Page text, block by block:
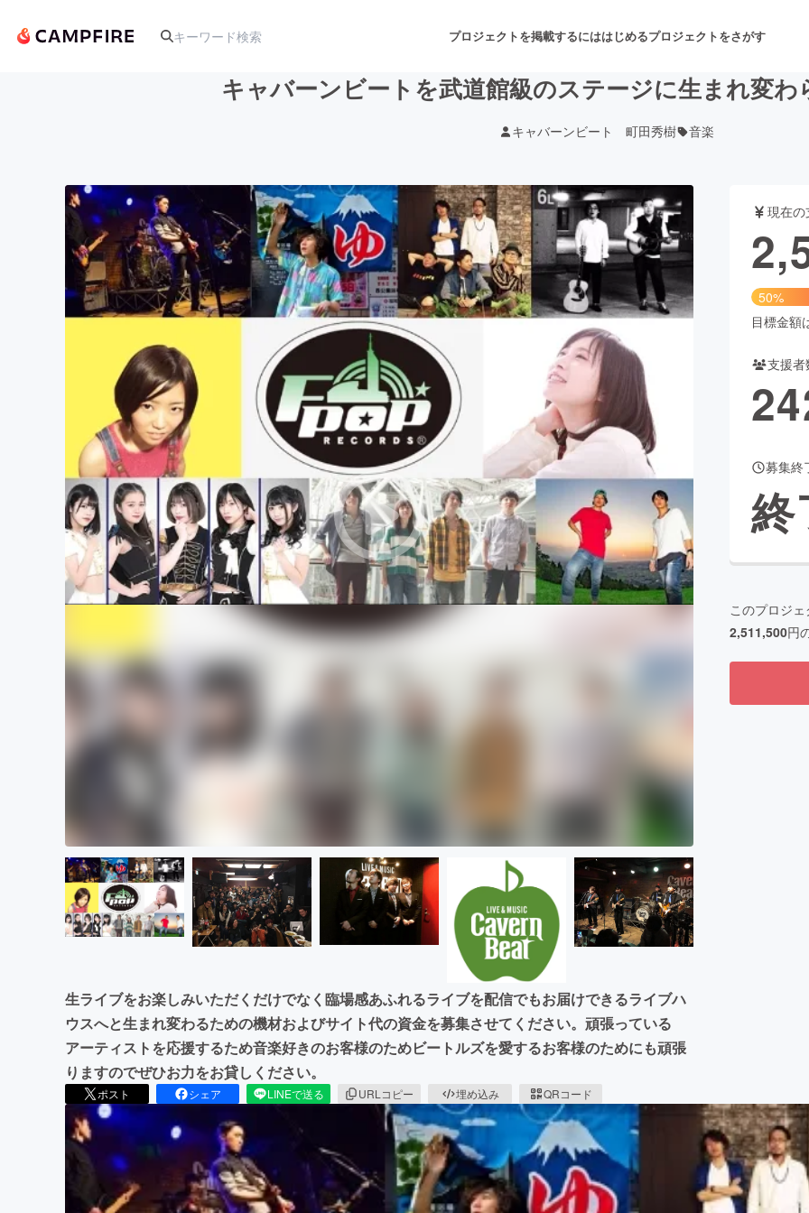
プロジェクトを掲載するにははじめるプロジェクトをさがす
アート・写真 音楽 舞台・パフォーマンス
テクノロジー・ガジェット ゲーム・サービス開発 フード・飲食店
映像・映画 書籍・雑誌出版 アニメ・漫画
ビジネス・起業 チャレンジ ビューティー・ヘルスケ
まちづくり・地域活性化
CAMPFIRE for Social GoodCAMPFIRE Creation
CAMPFIREふるさと納税machi-yaコミュニティ
キャバーンビートを武道館級のステージに生まれ変
キャバーンビート 町田秀樹 音楽
生ライブをお楽しみいただくだけでなく臨場感あふれるライブを配信でもお届けできるライブハ
ウスへと生まれ変わるための機材およびサイト代の資金を募集させてください。頑張っている
アーティストを応援するため音楽好きのお客様のためビートルズを愛するお客様のためにも頑張
りますのでぜひお力をお貸しください。
ポスト シェア LINEで送る URLコピー 埋め込み QRコード
現在
50%
目標金額
支援者
募集終
終
このプロジ
2,511,500円